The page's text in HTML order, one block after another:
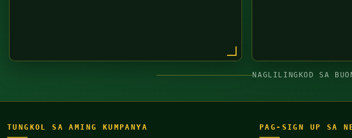
NAGLILINGKOD SA
TUNGKOL SA AMING KUMPANYA PAG-SIGN UP SA